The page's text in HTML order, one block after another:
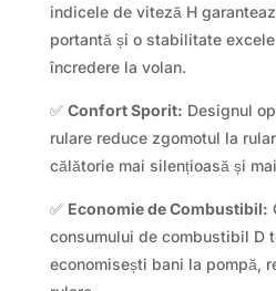
indicele de viteză H
portantă și o stabilitate
încredere la volan.
✅ Confort Sporit: Designul
rulare reduce zgomotul la
călătorie mai silențioasă și
✅ Economie de Combustibil:
consumului de combustibil D
economisești bani la pompă,